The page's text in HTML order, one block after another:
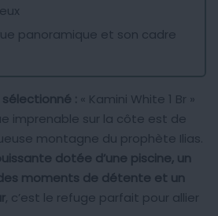
panoramique et son cadre
sélectionné : « Kamini White 1 Br »
imprenable sur la côte est de
montagne du prophète Ilias.
dotée d’une piscine, un
moments de détente et un
, c’est le refuge parfait pour allier